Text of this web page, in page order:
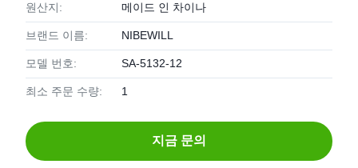
원산지: 메이드 인 차이나
브랜드 이름: NIBEWILL
모델 번호: SA-5132-12
최소 주문 수량: 1
지금 문의